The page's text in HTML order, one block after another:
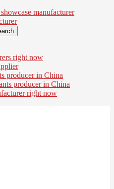
manufacturer
right now
producer in China
producer in China
right now